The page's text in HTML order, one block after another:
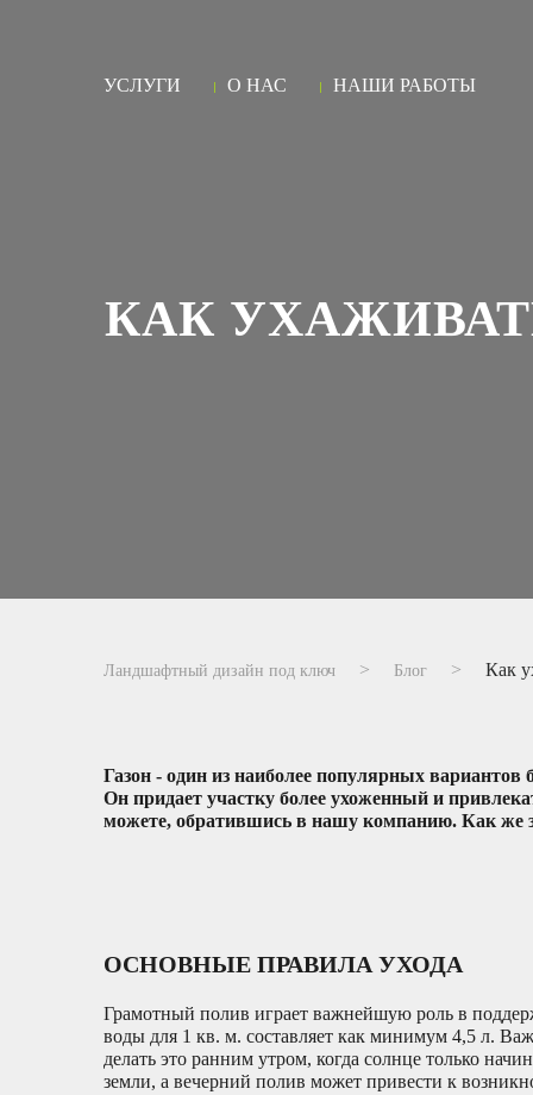
УСЛУГИ О НАС НАШИ РАБОТЫ
КАК
Ландшафтный дизайн под ключ Блог Как
Газон - один из наиболее популярных
Он придает участку более ухоженный и
можете, обратившись в нашу компанию. Как же
ОСНОВНЫЕ ПРАВИЛА УХОДА
Грамотный полив играет важнейшую роль в
воды для 1 кв. м. составляет как минимум 4,5 л.
делать это ранним утром, когда солнце только
земли, а вечерний полив может привести к